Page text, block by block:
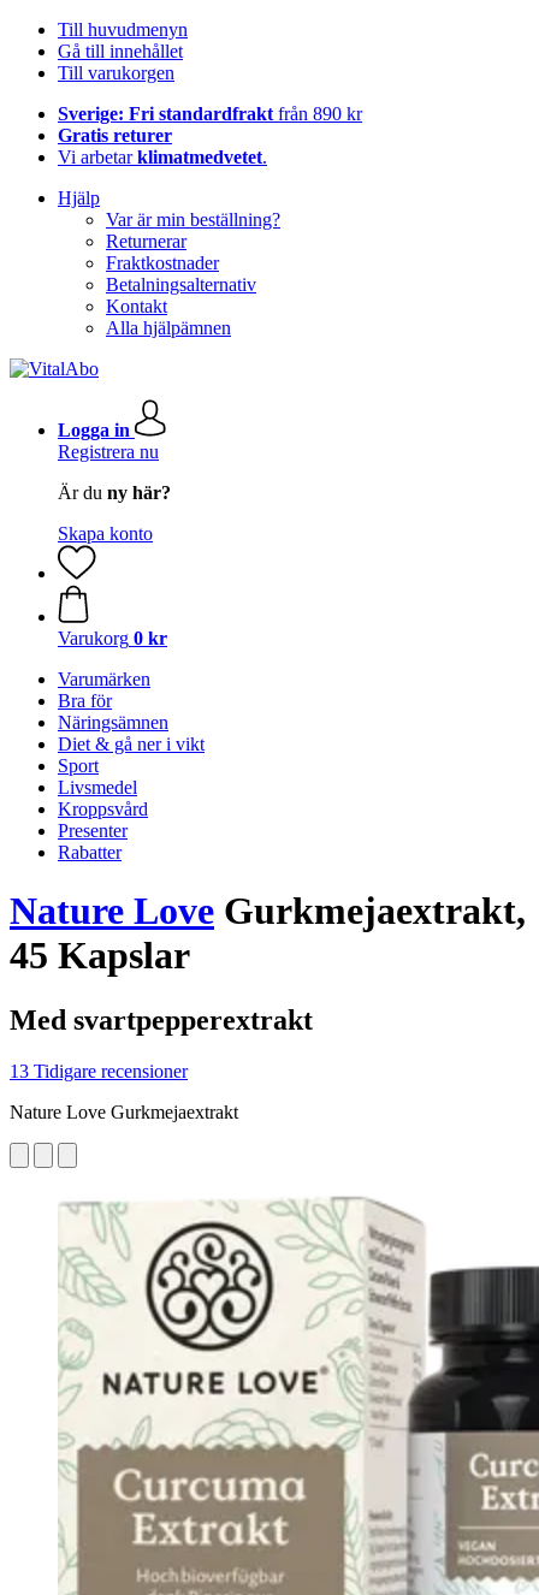
Till huvudmenyn
Gå till innehållet
Till varukorgen
Sverige: Fri standardfrakt från 890 kr
Gratis returer
Vi arbetarklimatmedvetet.
Hjälp
Var är min beställning?
Returnerar
Fraktkostnader
Betalningsalternativ
Kontakt
Alla hjälpämnen
Logga in
Registrera nu
Är du ny här?
Skapa konto
Varukorg 0 kr
Varumärken
Bra för
Näringsämnen
Diet & gå ner i vikt
Sport
Livsmedel
Kroppsvård
Presenter
Rabatter
Nature Love Gurkmejaextrakt,
45 Kapslar
Med svartpepperextrakt
13 Tidigare recensioner
Nature Love Gurkmejaextrakt